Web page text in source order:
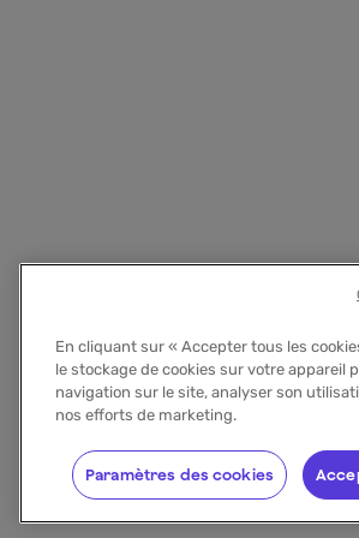
En cliquant sur « Accepter tous les
le stockage de cookies sur votre appareil
navigation sur le site, analyser son
nos efforts de marketing.
Paramètres des cookies